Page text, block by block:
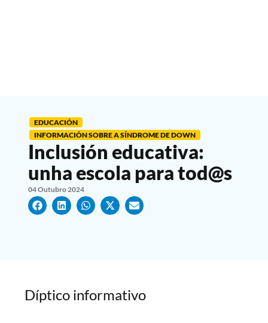
EDUCACIÓN
INFORMACIÓN SOBRE A SÍNDROME DE DOWN
Inclusión educativa:
unha escola para tod@s
04 Outubro 2024
Díptico informativo